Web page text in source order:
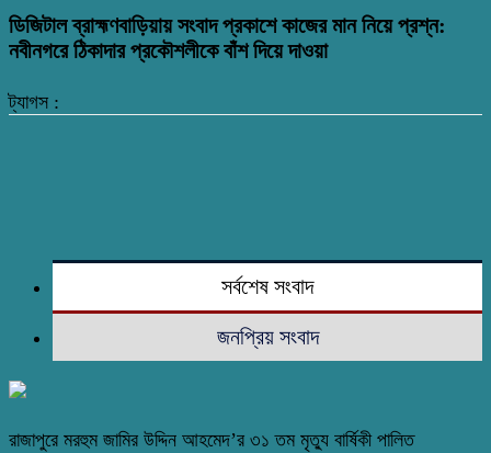
ডিজিটাল ব্রাহ্মণবাড়িয়ায় সংবাদ প্রকাশে কাজের মান নিয়ে প্রশ্ন:
নবীনগরে ঠিকাদার প্রকৌশলীকে বাঁশ দিয়ে দাওয়া
ট্যাগস :
সর্বশেষ সংবাদ
জনপ্রিয় সংবাদ
রাজাপুরে মরহুম জামির উদ্দিন আহমেদ’র ৩১ তম মৃত্যু বার্ষিকী পালিত